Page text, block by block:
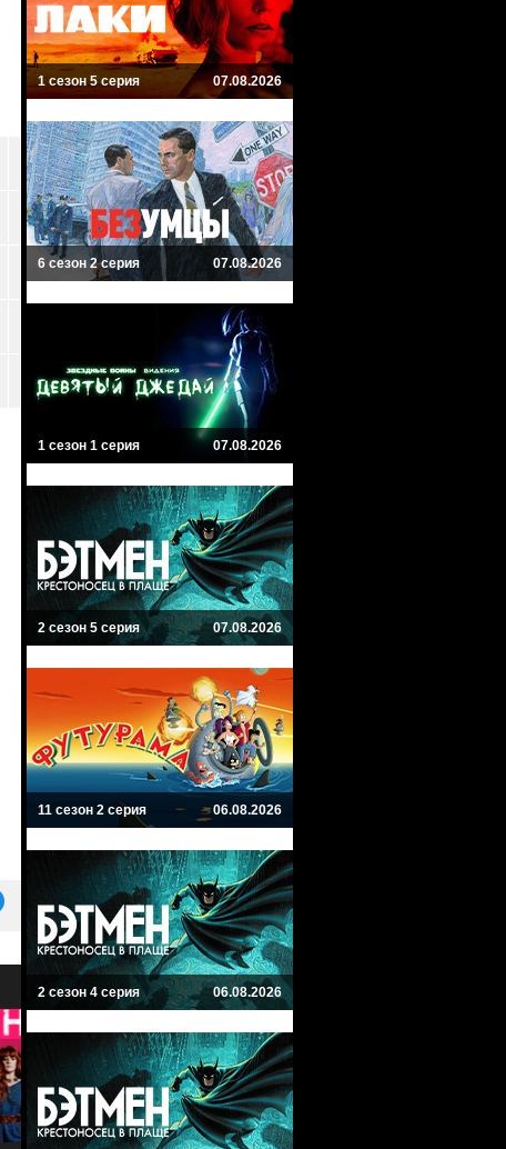
8.2
1 сезон 5 серия 07.08.2026
6 сезон 2 серия 07.08.2026
1 сезон 1 серия 07.08.2026
2 сезон 5 серия 07.08.2026
11 сезон 2 серия 06.08.2026
2 сезон 4 серия 06.08.2026